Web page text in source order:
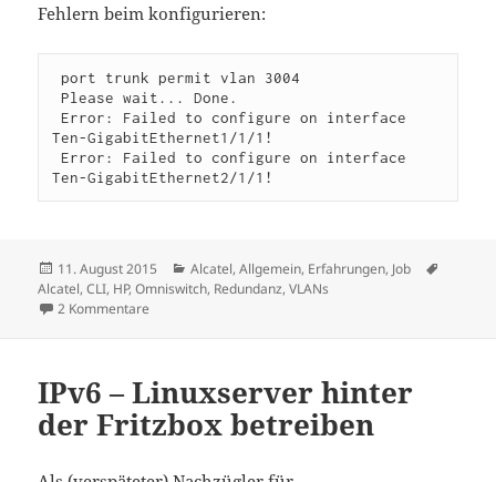
Fehlern beim konfigurieren:
Ten-GigabitEthernet1/1/1!
Veröffentlicht
am
11. August 2015 Kategorien
Alcatel,Allgemein, Erfahrungen, Job
Alcatel,CLI, HP,Omniswitch, Redundanz,VLANs
2 Kommentare
IPv6 – Linuxserver hinter
der Fritzbox betreiben